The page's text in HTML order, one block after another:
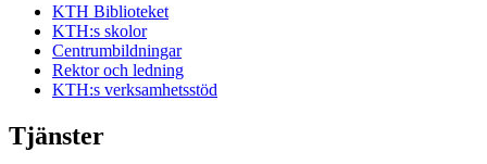
KTH Biblioteket
KTH:s skolor
Centrumbildningar
Rektor och ledning
KTH:s verksamhetsstöd
Tjänster